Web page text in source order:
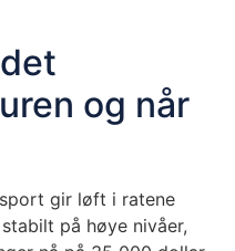
og når
gir løft i ratene
på høye nivåer,